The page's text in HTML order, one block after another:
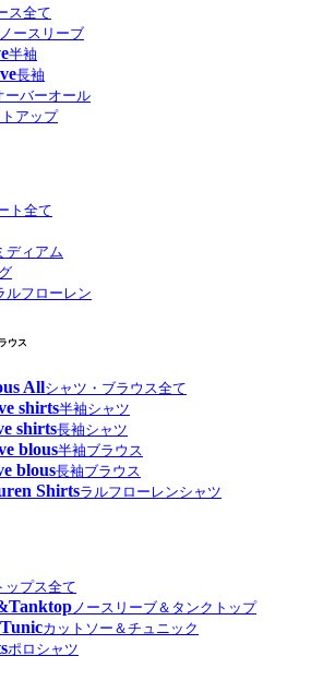
ス全て
ノースリーブ
半袖
長袖
ーバーオール
アップ
ト全て
ディアム
ルフローレン
ウス
Allシャツ・ブラウス全て
shirts半袖シャツ
shirts長袖シャツ
blous半袖ブラウス
blous長袖ブラウス
Shirtsラルフローレンシャツ
ップス全て
ノースリーブ＆タンクトップ
カットソー＆チュニック
ポロシャツ